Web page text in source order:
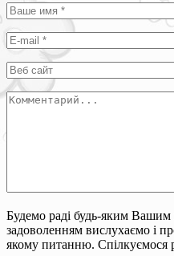
Будемо раді будь-яким
задоволенням вислухаємо і
якому питанню. Спілкуємося